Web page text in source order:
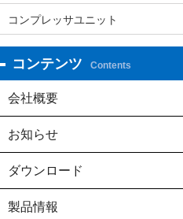
コンプレッサユニット
コンテンツ Contents
会社概要
お知らせ
ダウンロード
製品情報